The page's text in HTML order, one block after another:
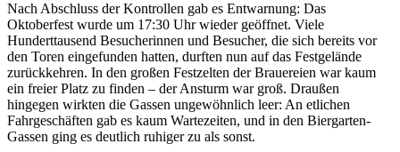
Nach Abschluss der Kontrollen gab es Entwarnung: Das
Oktoberfest wurde um 17:30 Uhr wieder geöffnet. Viele
Hunderttausend Besucherinnen und Besucher, die sich bereits vor
den Toren eingefunden hatten, durften nun auf das Festgelände
zurückkehren. In den großen Festzelten der Brauereien war kaum
ein freier Platz zu finden – der Ansturm war groß. Draußen
hingegen wirkten die Gassen ungewöhnlich leer: An etlichen
Fahrgeschäften gab es kaum Wartezeiten, und in den Biergarten-
Gassen ging es deutlich ruhiger zu als sonst.